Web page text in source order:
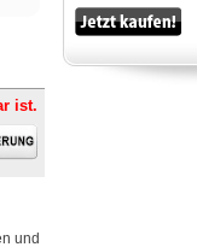
ist.
und